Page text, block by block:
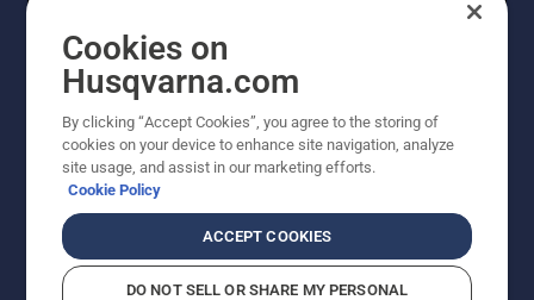
© Husqvarna AB (publ). Tutti i diritti riservati. I prezzi
Husqvarna Schweiz AG per i rivenditori specializzati
aderenti all’iniziativa, prezzi in CHF comprensivi di IVA
all’ 8,1% e TRA. Con riserva di modifica. Tutti i prezzi
indicati sono prezzi al dettaglio consigliati (IVA inclusa),
a meno che il prodotto non sia disponibile per l'acquisto
Informativa sui cookieTermini di utilizzo
Informativa sulla privacyRiferimentiCGVF Negozio online
Cookies on
Husqvarna.com
By clicking “Accept Cookies”, you agree to the storing of
cookies on your device to enhance site navigation, analyze
site usage, and assist in our marketing efforts.
Cookie Policy
ACCEPT COOKIES
DO NOT SELL OR SHARE MY PERSONAL